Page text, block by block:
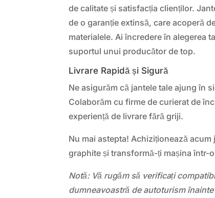
de calitate și satisfacția clienților.
de o garanție extinsă, care acoperă
materialele. Ai încredere în alegerea
suportul unui producător de top.
Livrare Rapidă și Sigură
Ne asigurăm că jantele tale ajung în
Colaborăm cu firme de curierat de
experiență de livrare fără griji.
Nu mai astepta! Achiziționează acum
graphite și transformă-ți mașina într-
Notă: Vă rugăm să verificați
dumneavoastră de autoturism